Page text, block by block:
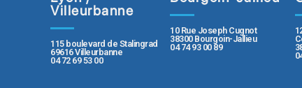
Villeurbanne
115 boulevard de Stalingrad
69616 Villeurbanne
04 72 69 53 00
10 Rue Joseph Cugnot
38300 Bourgoin-Jallieu
04 74 93 00 89